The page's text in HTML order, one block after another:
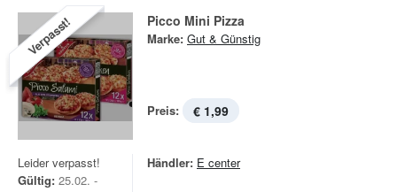
Verpasst! Picco Mini Pizza
Marke: Gut & Günstig
Preis: € 1,99
Leider verpasst!
Gültig: 25.02. -
Händler: E center